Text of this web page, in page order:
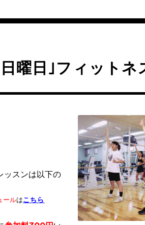
曜日｣フィットネ
ッスンは以下の
ールはこちら